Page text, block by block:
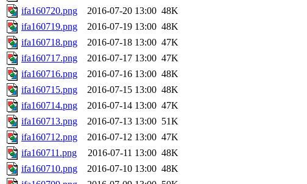
ifa160720.png
2016-07-20 13:00 48K
ifa160719.png
2016-07-19 13:00 48K
ifa160718.png
2016-07-18 13:00 47K
ifa160717.png
2016-07-17 13:00 47K
ifa160716.png
2016-07-16 13:00 48K
ifa160715.png
2016-07-15 13:00 48K
ifa160714.png
2016-07-14 13:00 47K
ifa160713.png
2016-07-13 13:00 51K
ifa160712.png
2016-07-12 13:00 47K
ifa160711.png
2016-07-11 13:00 48K
ifa160710.png
2016-07-10 13:00 48K